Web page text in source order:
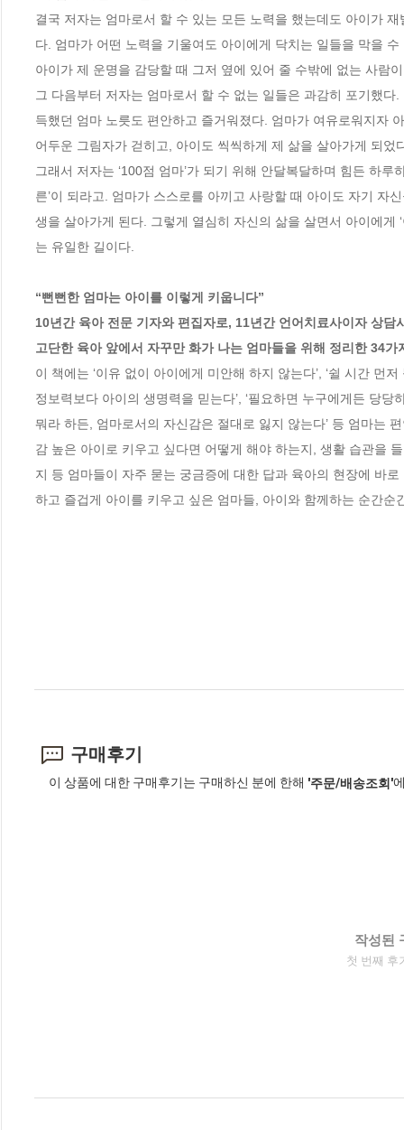
결국 저자는 엄마로서 할 수 있는 모든 노력을 했는데도 아이가
다. 엄마가 어떤 노력을 기울여도 아이에게 닥치는 일들을 막을
아이가 제 운명을 감당할 때 그저 옆에 있어 줄 수밖에 없는 사람
그 다음부터 저자는 엄마로서 할 수 없는 일들은 과감히 포기했
득했던 엄마 노릇도 편안하고 즐거워졌다. 엄마가 여유로워지자
어두운 그림자가 걷히고, 아이도 씩씩하게 제 삶을 살아가게 되었
그래서 저자는 ‘100점 엄마’가 되기 위해 안달복달하며 힘든 하
른’이 되라고. 엄마가 스스로를 아끼고 사랑할 때 아이도 자기 자
생을 살아가게 된다. 그렇게 열심히 자신의 삶을 살면서 아이에게
는 유일한 길이다.
“뻔뻔한 엄마는 아이를 이렇게 키웁니다”
10년간 육아 전문 기자와 편집자로, 11년간 언어치료사이자 상담
고단한 육아 앞에서 자꾸만 화가 나는 엄마들을 위해 정리한 34가
이 책에는 ‘이유 없이 아이에게 미안해 하지 않는다’, ‘쉴 시간 먼
정보력보다 아이의 생명력을 믿는다’, ‘필요하면 누구에게든 당당
뭐라 하든, 엄마로서의 자신감은 절대로 잃지 않는다’ 등 엄마는
감 높은 아이로 키우고 싶다면 어떻게 해야 하는지, 생활 습관을
지 등 엄마들이 자주 묻는 궁금증에 대한 답과 육아의 현장에 바
하고 즐겁게 아이를 키우고 싶은 엄마들, 아이와 함께하는 순간
구매후기
이 상품에 대한 구매후기는 구매하신 분에 한해 '주문/배송조회'
작성된
첫 번째 후